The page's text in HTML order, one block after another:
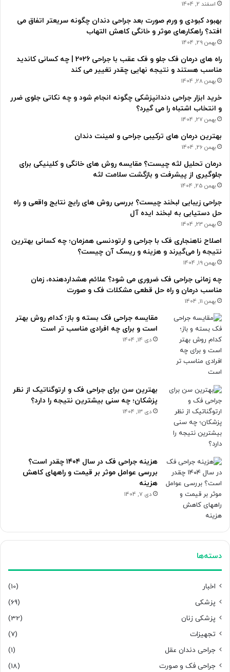
اسفند 2, 1404
بهبود کبودی و ورم صورت بعد جراحی دندان چگونه سریعتر اتفاق می
افتد؟ راهکارهای موثر و خانگی کاهش التهاب
بهمن 29, 1404
راه های درمان فک جلو و فک عقب با جراحی 2026 | چه کسانی کاندید
مناسب هستند و نتیجه نهایی چقدر تغییر می کند
بهمن 28, 1404
خرید ابزار جراحی دندانپزشکی چگونه انجام شود و چه نکاتی جلوی ضرر
و انتخاب اشتباه را می گیرد؟
بهمن 27, 1404
بهترین درمان های ترکیبی جراحی و لمینت دندان
بهمن 26, 1404
درمان تحلیل لثه چیست؟ مقایسه روش های خانگی و کلینیکی برای
جلوگیری از پیشرفت و بازگشت سلامت لثه
بهمن 25, 1404
جراحی زیبایی لبخند چیست؟ بررسی روش های رایج نتایج واقعی و راه
حل دستیابی به لبخند ایده آل
بهمن 23, 1404
اصلاح ناهنجاری فک با جراحی و ارتودنسی همزمان؛ چه کسانی بهترین
نتیجه را می‌گیرند و هزینه و ریسک آن چیست؟
بهمن 19, 1404
چه زمانی جراحی فک ضروری می شود؟ علائم هشداردهنده، زمان
مناسب درمان و راه حل قطعی مشکلات فک و صورت
بهمن 11, 1404
مقایسه جراحی فک بسته و باز؛ کدام روش بهتر
است و برای چه افرادی مناسب تر است
دی 14, 1404
بهترین سن برای جراحی فک و ارتوگناتیک از نظر
پزشکان؛ چه سنی بیشترین نتیجه را دارد؟
دی 13, 1404
هزینه جراحی فک در سال ۱۴۰۴ چقدر است؟
بررسی عوامل موثر بر قیمت و راههای کاهش
هزینه
دی 7, 1404
دسته‌ها
اخبار
(10)
پزشکی
(69)
پزشکی زنان
(32)
تجهیزات
(7)
جراحی دندان عقل
(1)
جراحی فک و صورت
(18)